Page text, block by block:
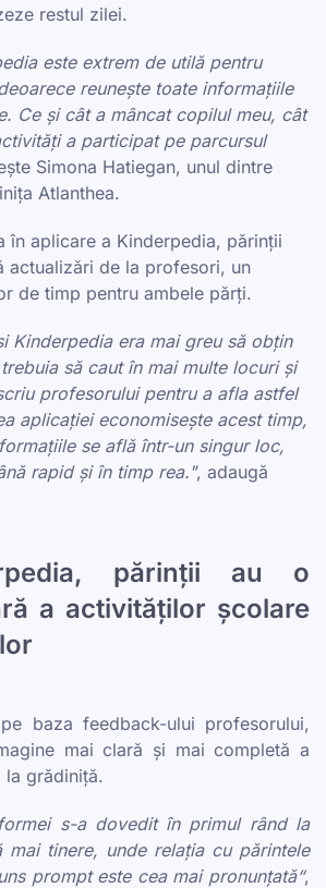
restul zilei.
este extrem de utilă pentru
reunește toate informațiile
Ce și cât a mâncat copilul meu, cât
a participat pe parcursul
Simona Hatiegan, unul dintre
Atlanthea.
în aplicare a Kinderpedia, părinții
actualizări de la profesori, un
de timp pentru ambele părți.
Kinderpedia era mai greu să obțin
să caut în mai multe locuri și
profesorului pentru a afla astfel
aplicației economisește acest timp,
se află într-un singur loc,
rapid și în timp rea.", adaugă
părinții au o
a activităților școlare
baza feedback-ului profesorului,
mai clară și mai completă a
grădiniță.
s-a dovedit în primul rând la
mai tinere, unde relația cu părintele
prompt este cea mai pronunțată“,